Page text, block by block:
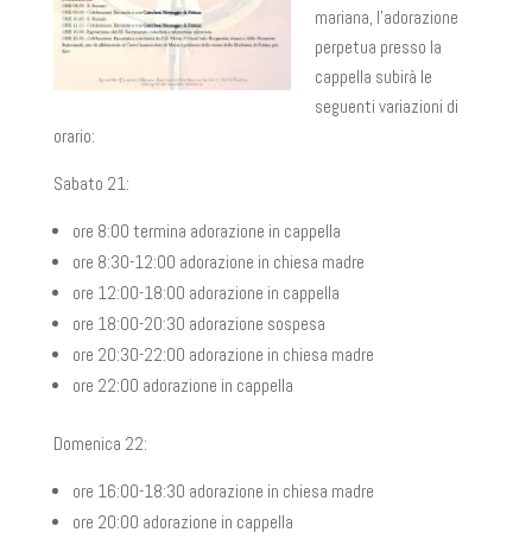
mariana, l’adorazione
perpetua presso la
cappella subirà le
seguenti variazioni di
orario:
Sabato 21:
ore 8:00 termina adorazione in cappella
ore 8:30-12:00 adorazione in chiesa madre
ore 12:00-18:00 adorazione in cappella
ore 18:00-20:30 adorazione sospesa
ore 20:30-22:00 adorazione in chiesa madre
ore 22:00 adorazione in cappella
Domenica 22:
ore 16:00-18:30 adorazione in chiesa madre
ore 20:00 adorazione in cappella